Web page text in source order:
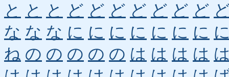
と と と ど ど ど ど ど ど ど
な な な に に に に に に に
ね の の の の の は は は は